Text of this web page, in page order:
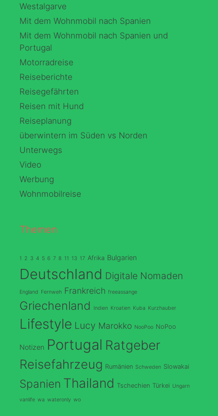
Westalgarve
Mit dem Wohnmobil nach Spanien
Mit dem Wohnmobil nach Spanien und
Portugal
Motorradreise
Reiseberichte
Reisegefährten
Reisen mit Hund
Reiseplanung
überwintern im Süden vs Norden
Unterwegs
Video
Werbung
Wohnmobilreise
Themen
1 2 3 4 5 6 7 8 11 13 17 Afrika Bulgarien
Deutschland Digitale Nomaden
England Fernweh Frankreich freeassange
Griechenland Indien Kroatien Kuba Kurzhauber
Lifestyle Lucy Marokko NooPoo NoPoo
Notizen Portugal Ratgeber
Reisefahrzeug Rumänien Schweden Slowakai
Spanien Thailand Tschechien Türkei Ungarn
vanlife wa wateronly wo